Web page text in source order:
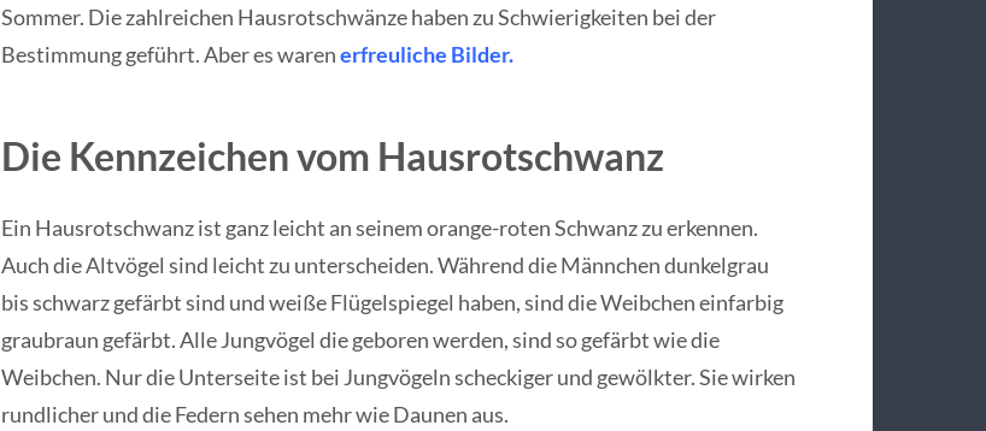
Sommer. Die zahlreichen Hausrotschwänze haben zu Schwierigkeiten bei der
Bestimmung geführt. Aber es warenerfreuliche Bilder.
Die Kennzeichen vom Hausrotschwanz
Ein Hausrotschwanz ist ganz leicht an seinem orange-roten Schwanz zu erkennen.
Auch die Altvögel sind leicht zu unterscheiden. Während die Männchen dunkelgrau
bis schwarz gefärbt sind und weiße Flügelspiegel haben, sind die Weibchen einfarbig
graubraun gefärbt. Alle Jungvögel die geboren werden, sind so gefärbt wie die
Weibchen. Nur die Unterseite ist bei Jungvögeln scheckiger und gewölkter. Sie wirken
rundlicher und die Federn sehen mehr wie Daunen aus.